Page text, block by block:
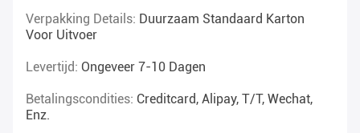
Verpakking Details: Duurzaam Standaard Karton
Voor Uitvoer
Levertijd: Ongeveer 7-10 Dagen
Betalingscondities: Creditcard, Alipay, T/T, Wechat,
Enz.